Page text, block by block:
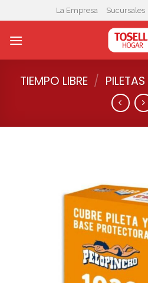
to
content
La Empresa Sucursales
TIEMPO LIBRE / PILETAS